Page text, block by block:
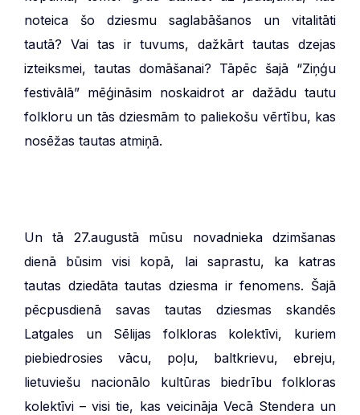
noteica šo dziesmu saglabāšanos un vitalitāti
tautā? Vai tas ir tuvums, dažkārt tautas dzejas
izteiksmei, tautas domāšanai? Tāpēc šajā “Ziņģu
festivālā” mēģināsim noskaidrot ar dažādu tautu
folkloru un tās dziesmām to paliekošu vērtību, kas
nosēžas tautas atmiņā.
Un tā 27.augustā mūsu novadnieka dzimšanas
dienā būsim visi kopā, lai saprastu, ka katras
tautas dziedāta tautas dziesma ir fenomens. Šajā
pēcpusdienā savas tautas dziesmas skandēs
Latgales un Sēlijas folkloras kolektīvi, kuriem
piebiedrosies vācu, poļu, baltkrievu, ebreju,
lietuviešu nacionālo kultūras biedrību folkloras
kolektīvi – visi tie, kas veicināja Vecā Stendera un